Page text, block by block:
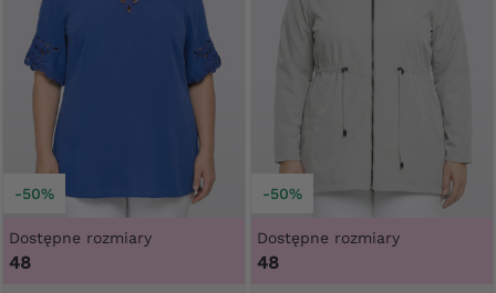
-50%
Dostępne rozmiary
48
-50%
Dostępne rozmiary
48